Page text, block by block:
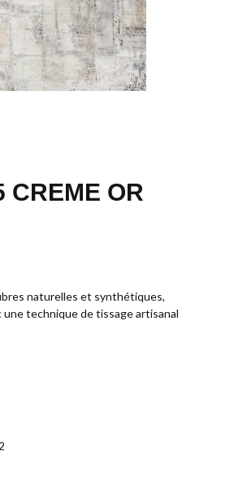
CREME OR
naturelles et synthétiques,
une technique de tissage artisanal